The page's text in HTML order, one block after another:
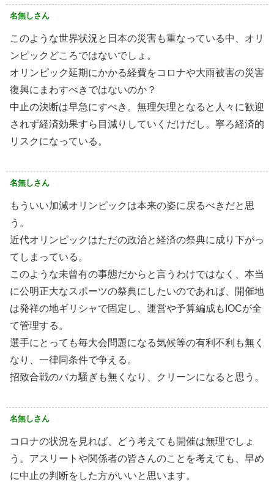
名無しさん
このような世界状況と日本の災害も重なっている中、オリ
ンピックどころではないでしょ。
オリンピック延期にかかる経費をコロナや大雨被害の災害
復興にまわすべきではないのか？
中止の決断は早急にすべき。無理矢理となると人々に歓迎
されず経済効果すら目減りしていくだけだし。寧ろ経済的
リスクになっている。
名無しさん
もういい加減オリンピックは本来の姿に戻るべきだと思
う。
近代オリンピックはただの政治と経済の祭典に成り下がっ
てしまっている。
このような未曾有の事態だからと言うわけではなく、本当
に公明正大なスポーツの祭典にしたいのであれば、開催地
は発祥の地ギリシャで固定し、運営や予算編成もIOCが全
て管理する。
選手にとっても毎大会問題になる気候等の有利不利も無く
なり、一律同条件で争える。
招致合戦のバカ騒ぎも無くなり、クリーンになると思う。
名無しさん
コロナの状況を見れば、どう考えても開催は無理でしょ
う。アスリートや関係者の皆さんのことを考えても、早め
に中止の判断をした方がいいと思います。